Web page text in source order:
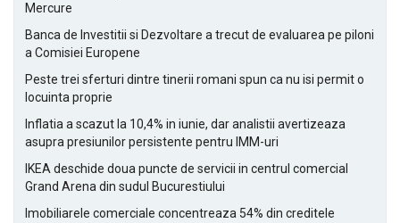
Mercure
Banca de Investitii si Dezvoltare a trecut de evaluarea pe piloni
a Comisiei Europene
Peste trei sferturi dintre tinerii romani spun ca nu isi permit o
locuinta proprie
Inflatia a scazut la 10,4% in iunie, dar analistii avertizeaza
asupra presiunilor persistente pentru IMM-uri
IKEA deschide doua puncte de servicii in centrul comercial
Grand Arena din sudul Bucurestiului
Imobiliarele comerciale concentreaza 54% din creditele